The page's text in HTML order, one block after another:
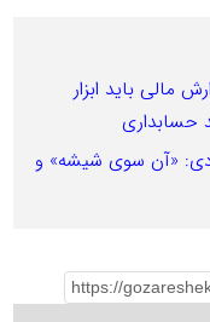
گفت‌وگو با تصمیم۲۴: گزارش مالی باید ابزار
حسابداری
«آن سوی شیشه» و